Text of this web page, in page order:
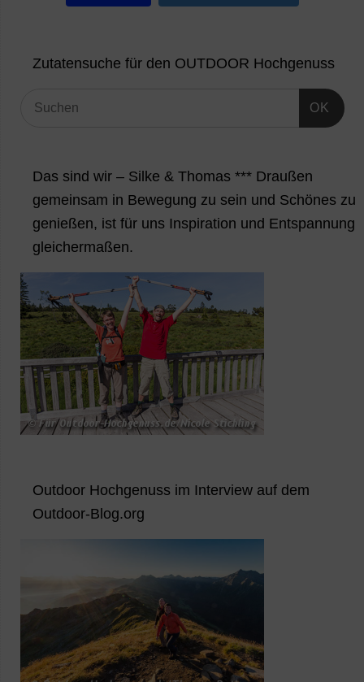
Zutatensuche für den OUTDOOR Hochgenuss
OK
Das sind wir – Silke & Thomas *** Draußen
gemeinsam in Bewegung zu sein und Schönes zu
genießen, ist für uns Inspiration und Entspannung
gleichermaßen.
Outdoor Hochgenuss im Interview auf dem
Outdoor-Blog.org